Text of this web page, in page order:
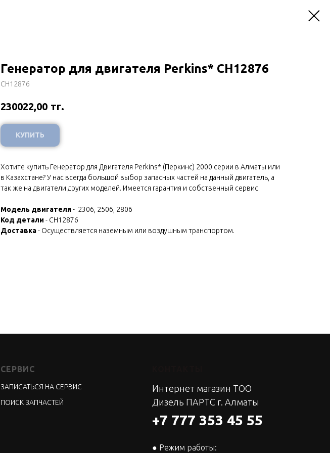
Генератор для двигателя Perkins* CH12876
CH12876
230022,00 тг.
КУПИТЬ
Хотите купить Генератор для Двигателя Perkins* (Перкинс) 2000 серии в Алматы или
в Казахстане? У нас всегда большой выбор запасных частей на данный двигатель, а
так же на двигатели других моделей. Имеется гарантия и собственный сервис.
Модель двигателя- 2306, 2506, 2806
Код детали - CH12876
Доставка- Осуществляется наземным или воздушным транспортом.
СЕРВИС
ЗАПИСАТЬСЯ НА СЕРВИС
ПОИСК ЗАПЧАСТЕЙ
Интернет магазин ТОО
Дизель ПАРТС г. Алматы
+7 777 353 45 55
● Режим работы: